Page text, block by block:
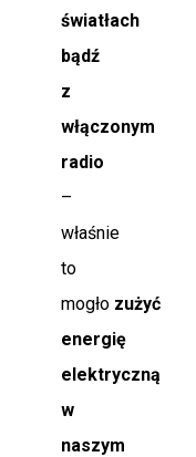
światłach
bądź
z
włączonym
radio
–
właśnie
to
mogło zużyć
energię
elektryczną
w
naszym